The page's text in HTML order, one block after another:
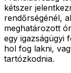
kétszer
rendőrségénél,
meghatározott
egy igazságügyi
hol fog lakni,
tartózkodnia.